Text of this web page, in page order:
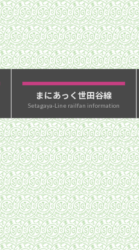
まにあっく世田谷線
Setagaya-Line railfan information